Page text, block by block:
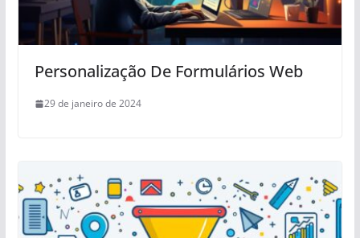
Personalização De Formulários Web
29 de janeiro de 2024